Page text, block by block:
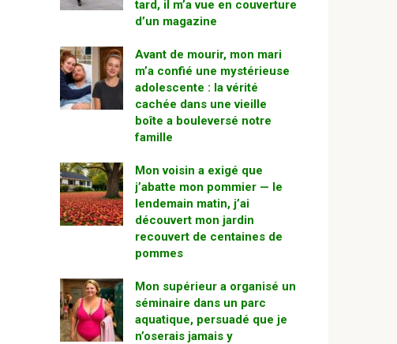
tard, il m’a vue en couverture
d’un magazine
Avant de mourir, mon mari
m’a confié une mystérieuse
adolescente : la vérité
cachée dans une vieille
boîte a bouleversé notre
famille
Mon voisin a exigé que
j’abatte mon pommier — le
lendemain matin, j’ai
découvert mon jardin
recouvert de centaines de
pommes
Mon supérieur a organisé un
séminaire dans un parc
aquatique, persuadé que je
n’oserais jamais y